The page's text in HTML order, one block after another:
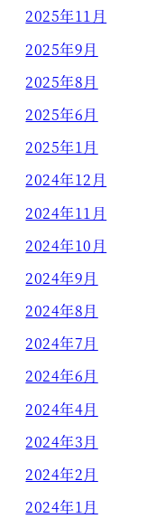
2025年11月
2025年9月
2025年8月
2025年6月
2025年1月
2024年12月
2024年11月
2024年10月
2024年9月
2024年8月
2024年7月
2024年6月
2024年4月
2024年3月
2024年2月
2024年1月